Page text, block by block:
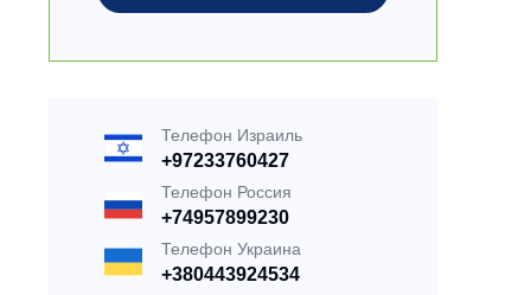
Телефон Израиль
+97233760427
Телефон Россия
+74957899230
Телефон Украина
+380443924534